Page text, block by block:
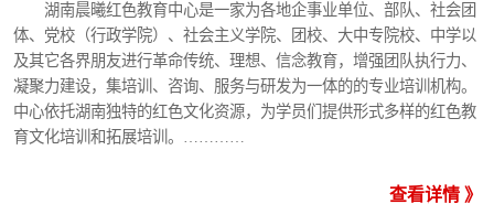
湖南晨曦红色教育中心是一家为各地企事业单位、部队、社会团
体、党校（行政学院）、社会主义学院、团校、大中专院校、中学以
及其它各界朋友进行革命传统、理想、信念教育，增强团队执行力、
凝聚力建设，集培训、咨询、服务与研发为一体的的专业培训机构。
中心依托湖南独特的红色文化资源，为学员们提供形式多样的红色教
育文化培训和拓展培训。…………
查看详情 》